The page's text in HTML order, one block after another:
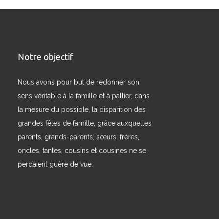
Notre objectif
Nous avons pour but de redonner son
sens véritable à la famille et à pallier, dans
la mesure du possible, la disparition des
grandes fêtes de famille, grâce auxquelles
parents, grands-parents, sœurs, frères,
oncles, tantes, cousins et cousines ne se
perdaient guère de vue.